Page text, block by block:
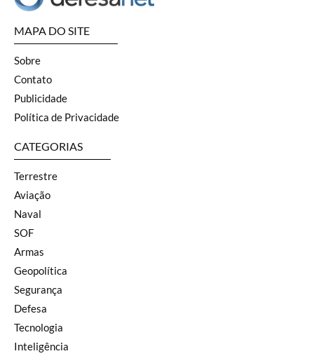
MAPA DO SITE
Sobre
Contato
Publicidade
Política de Privacidade
CATEGORIAS
Terrestre
Aviação
Naval
SOF
Armas
Geopolítica
Segurança
Defesa
Tecnologia
Inteligência